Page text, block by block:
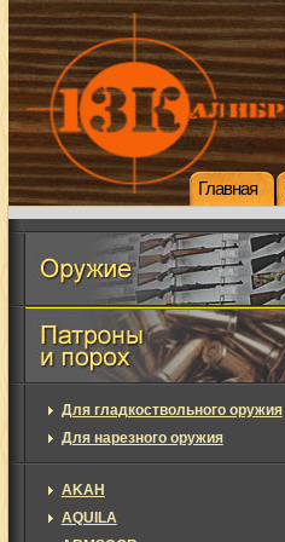
Главная
Для гладкоствольного оружия
Для нарезного оружия
AKAH
AQUILA